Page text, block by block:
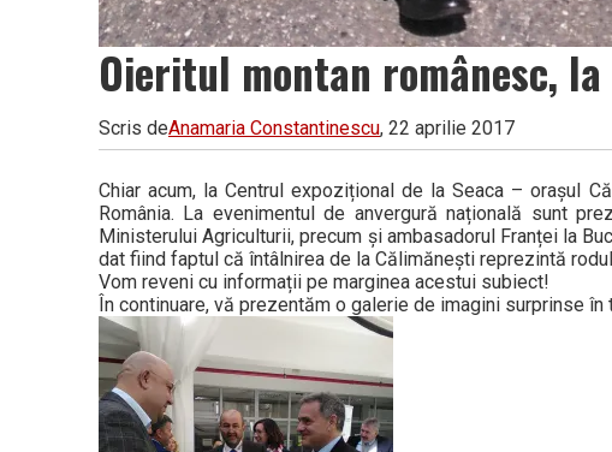
Oieritul montan românesc,
Scris deAnamaria Constantinescu, 22 aprilie 2017
Chiar acum, la Centrul expozițional de la Seaca – orașul
România. La evenimentul de anvergură națională sunt
Ministerului Agriculturii, precum și ambasadorul Franței la
dat fiind faptul că întâlnirea de la Călimănești reprezintă
Vom reveni cu informații pe marginea acestui subiect!
În continuare, vă prezentăm o galerie de imagini surprinse